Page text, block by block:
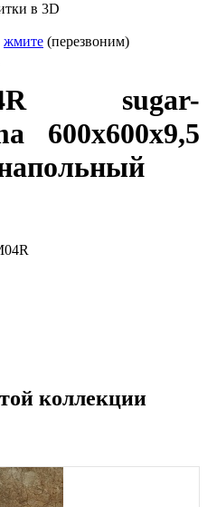
в 3D
жмите (перезвоним)
sugar-
600х600х9,5
коллекции